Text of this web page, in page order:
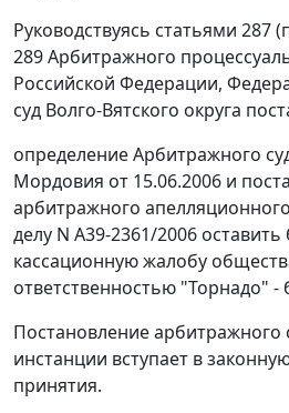
Руководствуясь статьями 287
289Арбитражного
Российской Федерации,
суд Волго-Вятского округа
определение Арбитражного
Мордовия от 15.06.2006 и
арбитражного
делу N А39-2361/2006
кассационную жалобу
ответственностью "Торнадо" -
Постановление арбитражного
инстанции вступает в
принятия.